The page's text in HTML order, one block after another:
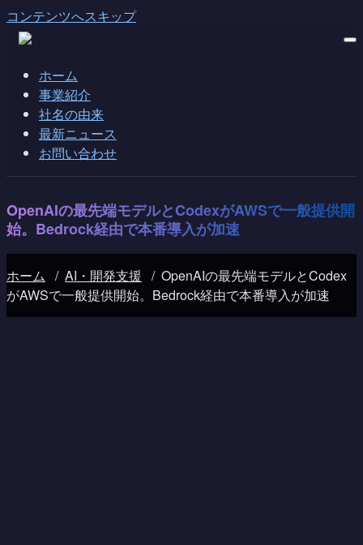
コンテンツへスキップ
ホーム
事業紹介
社名の由来
最新ニュース
お問い合わせ
OpenAIの最先端モデルとCodexがAWSで一般提供開
始。Bedrock経由で本番導入が加速
ホーム / AI・開発支援 / OpenAIの最先端モデルとCodex
がAWSで一般提供開始。Bedrock経由で本番導入が加速